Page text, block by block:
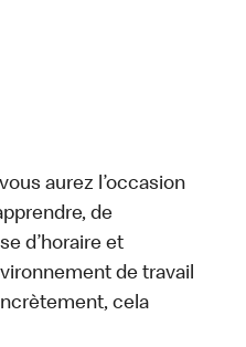
aurez l’occasion
de
d’horaire et
de travail
cela